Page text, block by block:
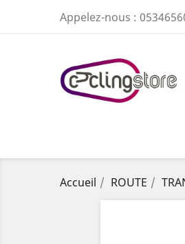
Appelez-nous :
Accueil ROUTE